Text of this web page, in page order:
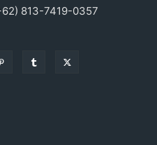
813-7419-0357